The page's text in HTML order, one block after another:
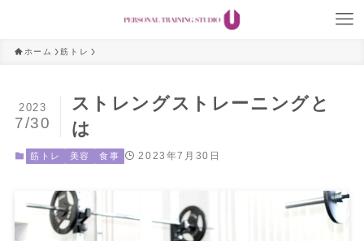
ホーム 筋トレ
ストレングストレーニングと
は
2023
7/30
筋トレ 美容 食事 2023年7月30日